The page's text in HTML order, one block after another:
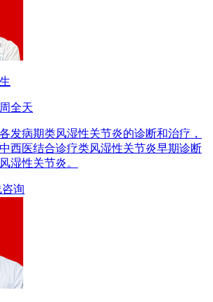
全天
发病期类风湿性关节炎的诊断和治疗，
西医结合诊疗类风湿性关节炎早期诊断
湿性关节炎。
询